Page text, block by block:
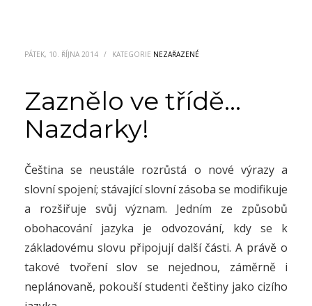
PÁTEK, 10. ŘÍJNA 2014 / KATEGORIE NEZAŘAZENÉ
Zaznělo ve třídě…
Nazdarky!
Čeština se neustále rozrůstá o nové výrazy a
slovní spojení; stávající slovní zásoba se modifikuje
a rozšiřuje svůj význam. Jedním ze způsobů
obohacování jazyka je odvozování, kdy se k
základovému slovu připojují další části. A právě o
takové tvoření slov se nejednou, záměrně i
neplánovaně, pokouší studenti češtiny jako cizího